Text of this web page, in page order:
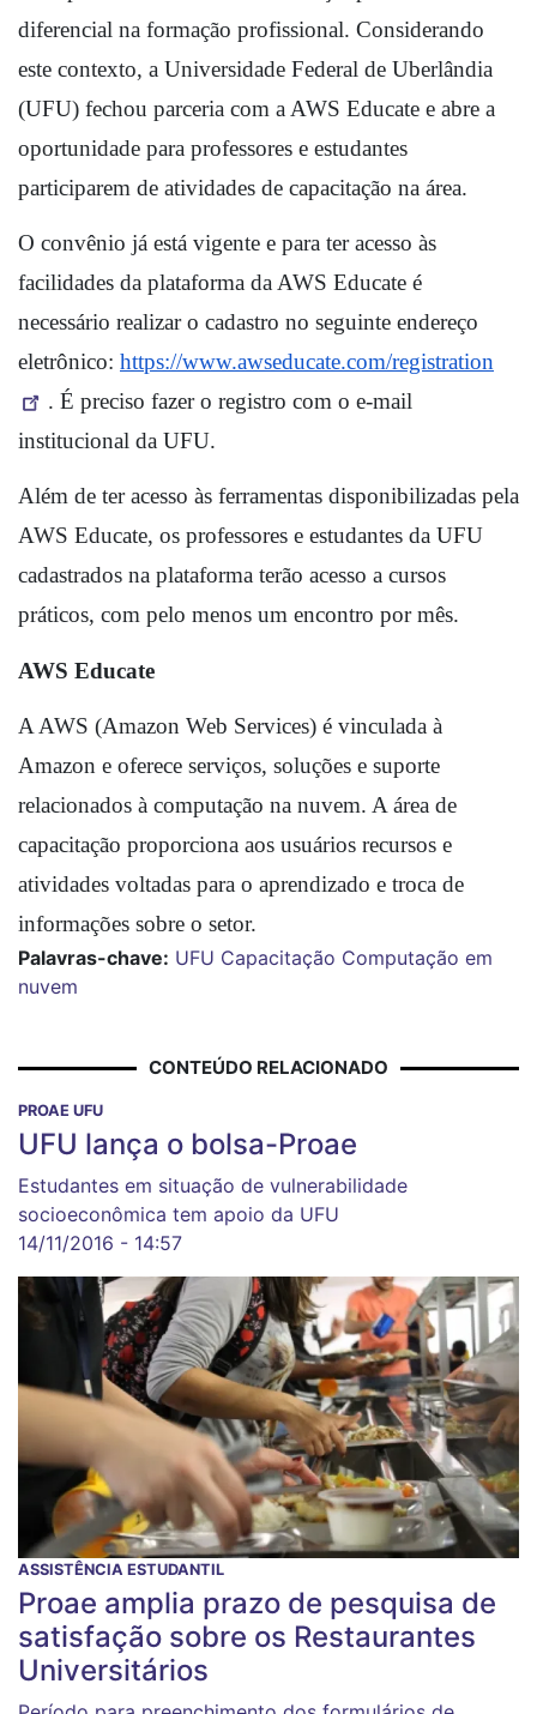
diferencial na formação profissional. Considerando
este contexto, a Universidade Federal de Uberlândia
(UFU) fechou parceria com a AWS Educate e abre a
oportunidade para professores e estudantes
participarem de atividades de capacitação na área.
O convênio já está vigente e para ter acesso às
facilidades da plataforma da AWS Educate é
necessário realizar o cadastro no seguinte endereço
eletrônico: https://www.awseducate.com/registration
. É preciso fazer o registro com o e-mail
institucional da UFU.
Além de ter acesso às ferramentas disponibilizadas pela
AWS Educate, os professores e estudantes da UFU
cadastrados na plataforma terão acesso a cursos
práticos, com pelo menos um encontro por mês.
AWS Educate
A AWS (Amazon Web Services) é vinculada à
Amazon e oferece serviços, soluções e suporte
relacionados à computação na nuvem. A área de
capacitação proporciona aos usuários recursos e
atividades voltadas para o aprendizado e troca de
informações sobre o setor.
Palavras-chave: UFU Capacitação Computação em
nuvem
CONTEÚDO RELACIONADO
PROAE UFU
UFU lança o bolsa-Proae
Estudantes em situação de vulnerabilidade
socioeconômica tem apoio da UFU
14/11/2016 - 14:57
ASSISTÊNCIA ESTUDANTIL
Proae amplia prazo de pesquisa de
satisfação sobre os Restaurantes
Universitários